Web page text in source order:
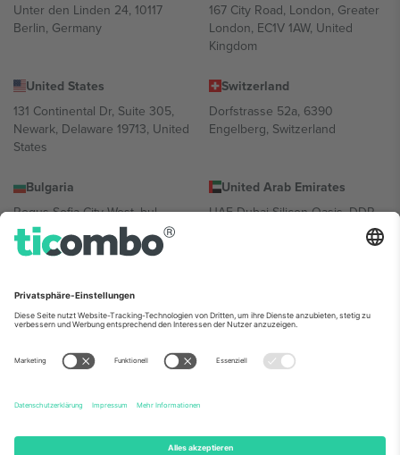
Unter den Linden 24, 10117
Berlin, Germany
167 City Road, London, Greater
London, EC1V 1AW, United
Kingdom
United States
131 Continental Dr, Suite 305,
Newark, Delaware 19713, United
States
Switzerland
Dorfstrasse 52a, 6390
Engelberg, Switzerland
Bulgaria
Regus Sofia City West, bul
Totleben 53-55, 1606 Sofia,
Bulgaria
United Arab Emirates
UAE Dubai Silicon Oasis, DDP
Building A1, Office 302, Dubai,
Mexico
Av Chapultepec 360, Roma
Norte, Cuauhtémoc, 06700
Ciudad de México, CDMX,
Mexico
Die juristische Person des Plattformanbieters kann je nach
Informationen finden Sie auf der jeweiligen Veranstaltungsseite, im